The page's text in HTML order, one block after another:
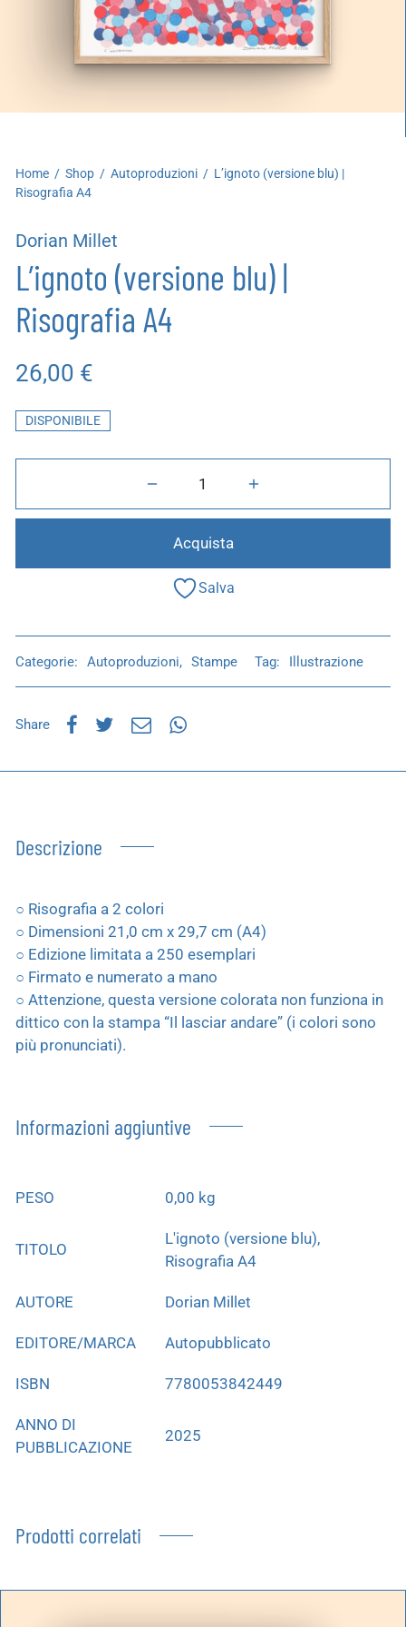
Home / Shop / Autoproduzioni / L’ignoto (versione blu) |
Risografia A4
Dorian Millet
L’ignoto (versione blu) |
Risografia A4
26,00 €
DISPONIBILE
Acquista
Salva
Categorie: Autoproduzioni, Stampe Tag: Illustrazione
Share
Descrizione
○ Risografia a 2 colori
○ Dimensioni 21,0 cm x 29,7 cm (A4)
○ Edizione limitata a 250 esemplari
○ Firmato e numerato a mano
○ Attenzione, questa versione colorata non funziona in
dittico con la stampa “Il lasciar andare” (i colori sono
più pronunciati).
Informazioni aggiuntive
PESO 0,00 kg
TITOLO
L'ignoto (versione blu),
Risografia A4
AUTORE Dorian Millet
EDITORE/MARCA Autopubblicato
ISBN 7780053842449
ANNO DI
PUBBLICAZIONE
2025
Prodotti correlati